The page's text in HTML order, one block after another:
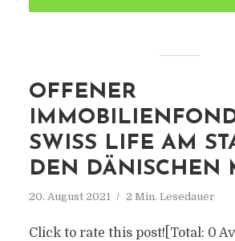
OFFENER
SWISS LIFE AM
DEN DÄNISCHEN
20. August 2021 2 Min. Lesedauer
Click to rate this post![Total: 0